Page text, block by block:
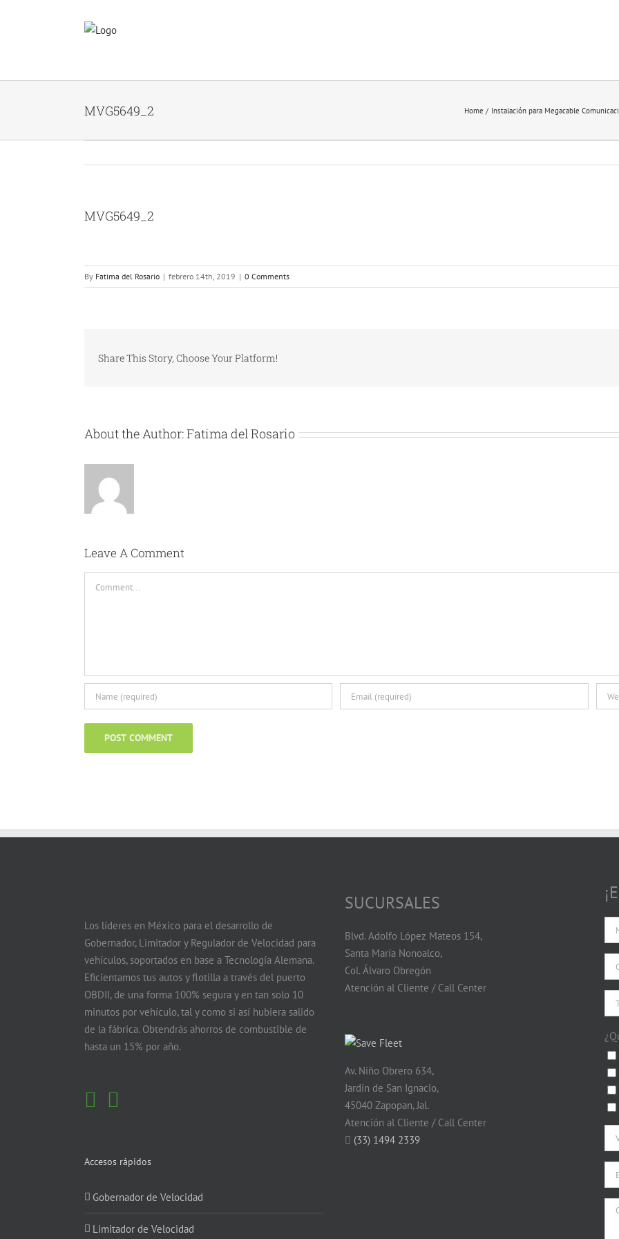
MVG5649_2 Home Instalación para Megacable
MVG5649_2
By Fatima del Rosario | febrero 14th, 2019 | 0 Comments
Share This Story, Choose Your Platform!
About the Author:Fatima del Rosario
Leave A Comment
Los líderes en México para el desarrollo de
Gobernador, Limitador y Regulador de Velocidad para
vehículos, soportados en base a Tecnología Alemana.
Eficientamos tus autos y flotilla a través del puerto
OBDII, de una forma 100% segura y en tan solo 10
minutos por vehículo, tal y como si así hubiera salido
de la fábrica. Obtendrás ahorros de combustible de
hasta un 15% por año.
Accesos rápidos
Gobernador de Velocidad
Limitador de Velocidad
SUCURSALES
Blvd. Adolfo López Mateos 154,
Santa María Nonoalco,
Col. Álvaro Obregón
Atención al Cliente / Call Center
Av. Niño Obrero 634,
Jardín de San Ignacio,
45040 Zapopan, Jal.
Atención al Cliente / Call Center
(33) 1494 2339